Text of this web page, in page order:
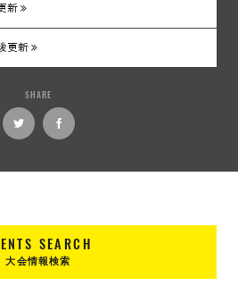
新
更新
SHARE
SEARCH
大会情報検索